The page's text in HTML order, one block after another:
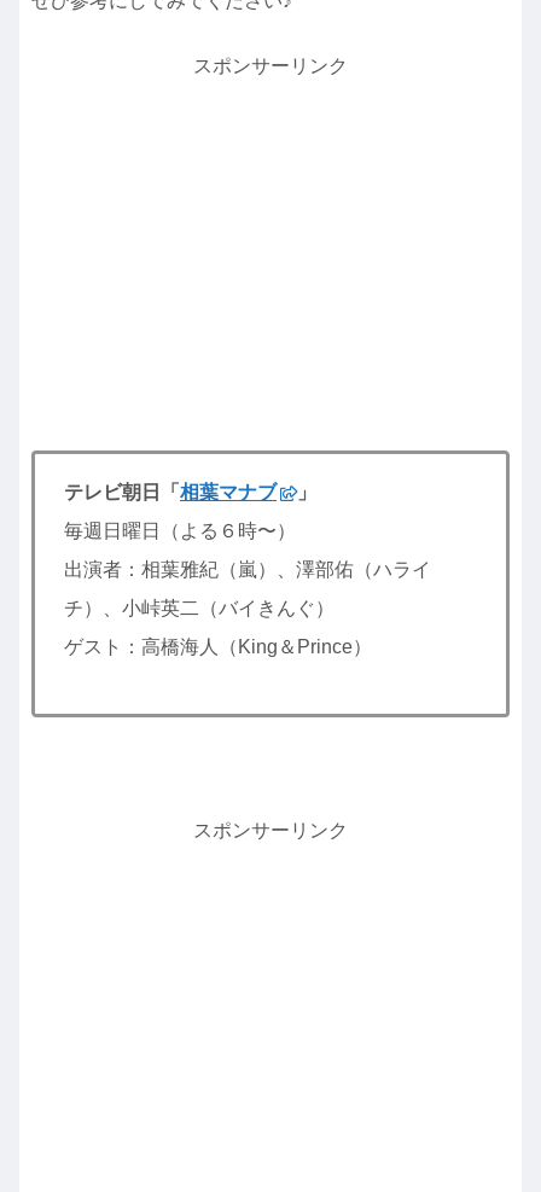
スポンサーリンク
テレビ朝日「 相葉マナブ
」
毎週日曜日（よる６時〜）
出演者：相葉雅紀（嵐）、澤部佑（ハライ
チ）、小峠英二（バイきんぐ）
ゲスト：高橋海人（King＆Prince）
スポンサーリンク